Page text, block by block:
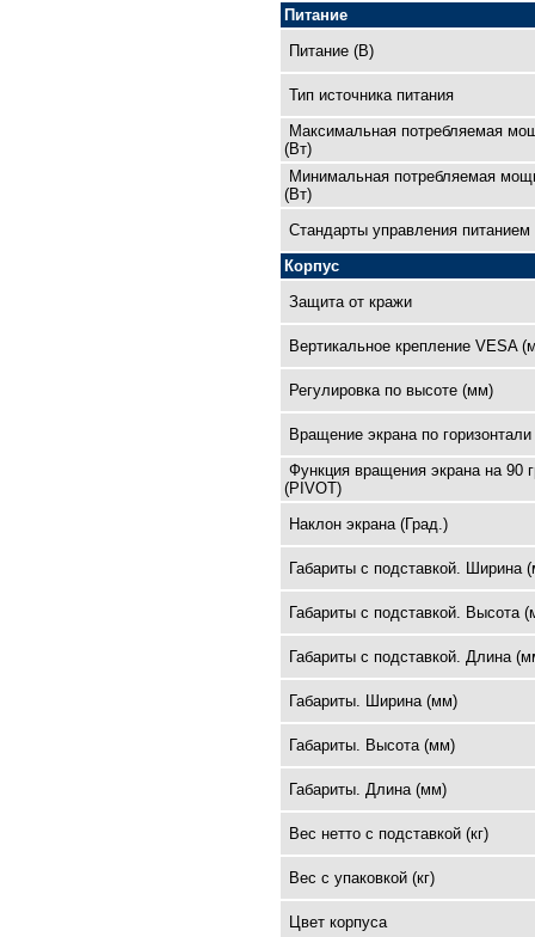
Питание
Питание (В)
Тип источника питания
Максимальная потребляемая
(Вт)
Минимальная потребляемая
(Вт)
Cтандарты управления питанием
Корпус
Защита от кражи
Вертикальное крепление VESA
Регулировка по высоте (мм)
Вращение экрана по
Функция вращения экрана на 90
(PIVOT)
Наклон экрана (Град.)
Габариты с подставкой. Ширина
Габариты с подставкой. Высота
Габариты с подставкой. Длина
Габариты. Ширина (мм)
Габариты. Высота (мм)
Габариты. Длина (мм)
Вес нетто с подставкой (кг)
Вес с упаковкой (кг)
Цвет корпуса